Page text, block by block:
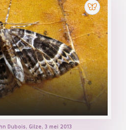
Dubois, Gilze, 3 mei 2013